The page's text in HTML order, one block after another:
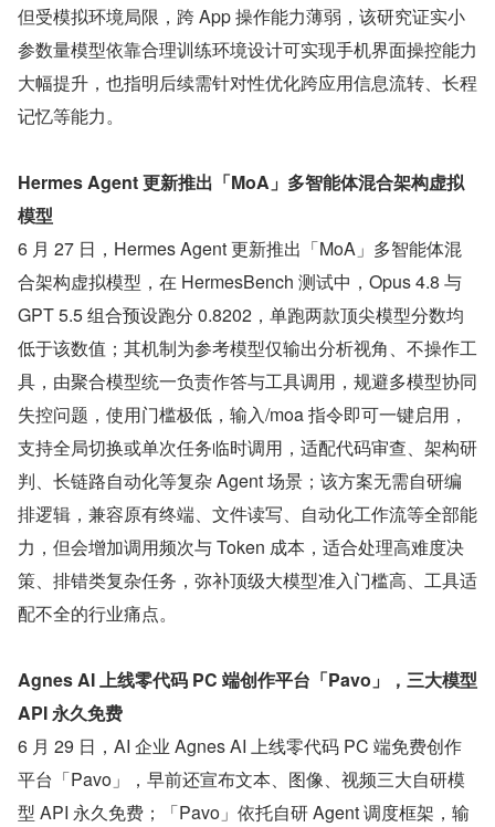
但受模拟环境局限，跨 App 操作能力薄弱，该研究证实小
参数量模型依靠合理训练环境设计可实现手机界面操控能力
大幅提升，也指明后续需针对性优化跨应用信息流转、长程
记忆等能力。
Hermes Agent 更新推出「MoA」多智能体混合架构虚拟
模型
6 月 27 日，Hermes Agent 更新推出「MoA」多智能体混
合架构虚拟模型，在 HermesBench 测试中，Opus 4.8 与
GPT 5.5 组合预设跑分 0.8202，单跑两款顶尖模型分数均
低于该数值；其机制为参考模型仅输出分析视角、不操作工
具，由聚合模型统一负责作答与工具调用，规避多模型协同
失控问题，使用门槛极低，输入/moa 指令即可一键启用，
支持全局切换或单次任务临时调用，适配代码审查、架构研
判、长链路自动化等复杂 Agent 场景；该方案无需自研编
排逻辑，兼容原有终端、文件读写、自动化工作流等全部能
力，但会增加调用频次与 Token 成本，适合处理高难度决
策、排错类复杂任务，弥补顶级大模型准入门槛高、工具适
配不全的行业痛点。
Agnes AI 上线零代码 PC 端创作平台「Pavo」，三大模型
API 永久免费
6 月 29 日，AI 企业 Agnes AI 上线零代码 PC 端免费创作
平台「Pavo」，早前还宣布文本、图像、视频三大自研模
型 API 永久免费；「Pavo」依托自研 Agent 调度框架，输